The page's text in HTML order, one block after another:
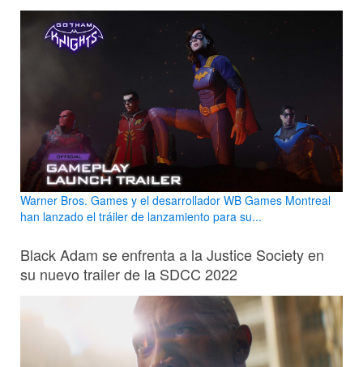
Warner Bros. Games y el desarrollador WB Games Montreal
han lanzado el tráiler de lanzamiento para su...
Black Adam se enfrenta a la Justice Society en
su nuevo trailer de la SDCC 2022